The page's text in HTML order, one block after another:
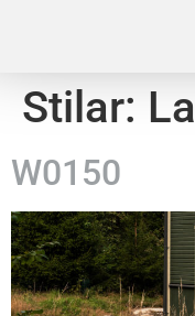
Stilar:
W0150